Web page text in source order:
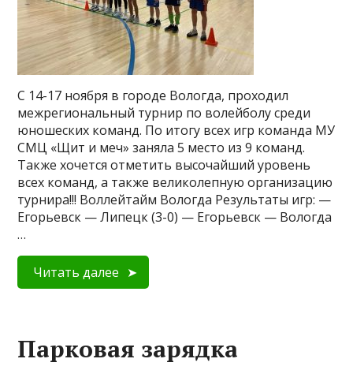
С 14-17 ноября в городе Вологда, проходил
межрегиональный турнир по волейболу среди
юношеских команд. По итогу всех игр команда МУ
СМЦ «Щит и меч» заняла 5 место из 9 команд.
Также хочется отметить высочайший уровень
всех команд, а также великолепную организацию
турнира!!! Воллейтайм Вологда Результаты игр: —
Егорьевск — Липецк (3-0) — Егорьевск — Вологда
…
Читать далее
Парковая зарядка